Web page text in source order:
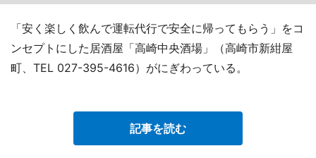
「安く楽しく飲んで運転代行で安全に帰ってもらう」をコ
ンセプトにした居酒屋「高崎中央酒場」（高崎市新紺屋
町、TEL 027-395-4616）がにぎわっている。
記事を読む